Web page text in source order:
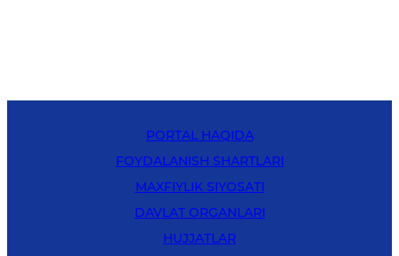
PORTAL HAQIDA
FOYDALANISH SHARTLARI
MAXFIYLIK SIYOSATI
DAVLAT ORGANLARI
HUJJATLAR